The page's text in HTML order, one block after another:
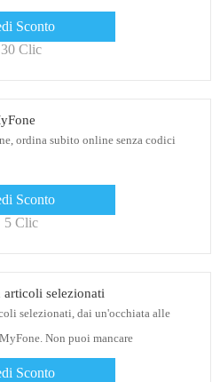
Sconto
30 Clic
ordina subito online senza codici
Sconto
5 Clic
articoli selezionati
selezionati, dai un'occhiata alle
Non puoi mancare
Sconto